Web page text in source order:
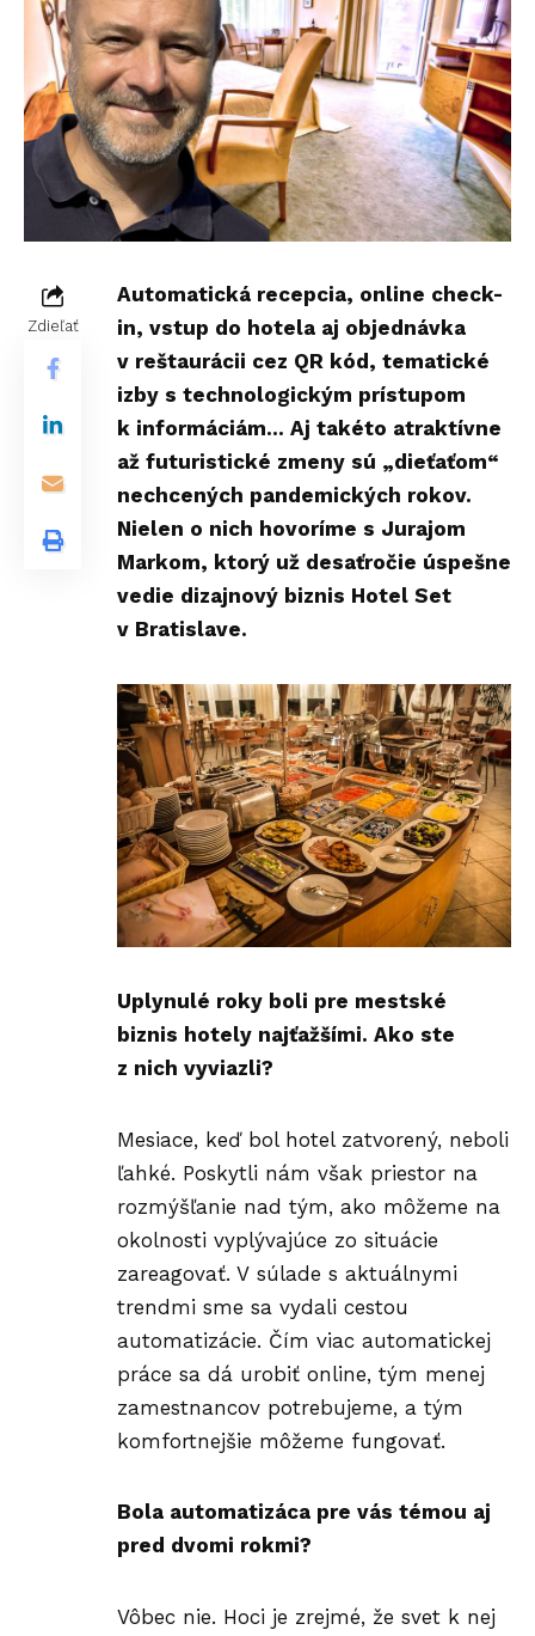
Zdieľať
Automatická recepcia, online check-
in, vstup do hotela aj objednávka
v reštaurácii cez QR kód, tematické
izby s technologickým prístupom
k informáciám… Aj takéto atraktívne
až futuristické zmeny sú „dieťaťom“
nechcených pandemických rokov.
Nielen o nich hovoríme s Jurajom
Markom, ktorý už desaťročie úspešne
vedie dizajnový biznis Hotel Set
v Bratislave.
Uplynulé roky boli pre mestské
biznis hotely najťažšími. Ako ste
z nich vyviazli?
Mesiace, keď bol hotel zatvorený, neboli
ľahké. Poskytli nám však priestor na
rozmýšľanie nad tým, ako môžeme na
okolnosti vyplývajúce zo situácie
zareagovať. V súlade s aktuálnymi
trendmi sme sa vydali cestou
automatizácie. Čím viac automatickej
práce sa dá urobiť online, tým menej
zamestnancov potrebujeme, a tým
komfortnejšie môžeme fungovať.
Bola automatizáca pre vás témou aj
pred dvomi rokmi?
Vôbec nie. Hoci je zrejmé, že svet k nej